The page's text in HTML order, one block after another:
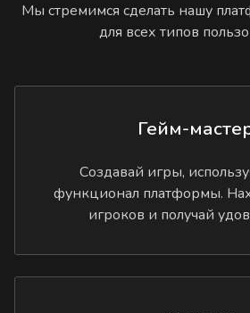
Мы стремимся сделать нашу
для всех типов
Гейм-
Создавай игры,
функционал платформы.
игроков и получай